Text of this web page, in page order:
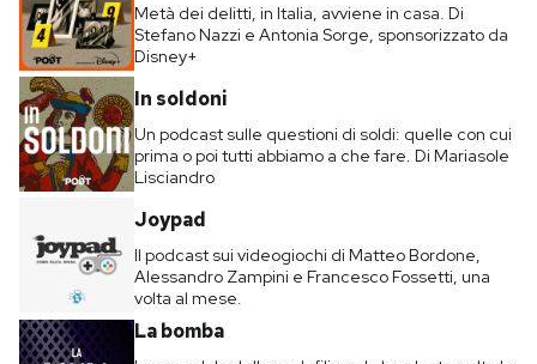
Metà dei delitti, in Italia, avviene in casa. Di
Stefano Nazzi e Antonia Sorge, sponsorizzato da
Disney+
In soldoni
Un podcast sulle questioni di soldi: quelle con cui
prima o poi tutti abbiamo a che fare. Di Mariasole
Lisciandro
Joypad
Il podcast sui videogiochi di Matteo Bordone,
Alessandro Zampini e Francesco Fossetti, una
volta al mese.
La bomba